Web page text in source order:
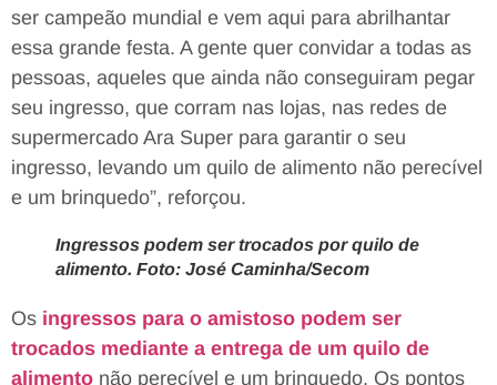
ser campeão mundial e vem aqui para abrilhantar
essa grande festa. A gente quer convidar a todas as
pessoas, aqueles que ainda não conseguiram pegar
seu ingresso, que corram nas lojas, nas redes de
supermercado Ara Super para garantir o seu
ingresso, levando um quilo de alimento não perecível
e um brinquedo”, reforçou.
Ingressos podem ser trocados por quilo de
alimento. Foto: José Caminha/Secom
Os ingressos para o amistoso podem ser
trocados mediante a entrega de um quilo de
alimento não perecível e um brinquedo. Os pontos